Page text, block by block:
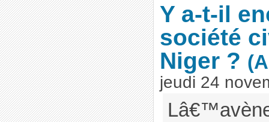
Y a-t-il
société
Niger ?
jeudi 24